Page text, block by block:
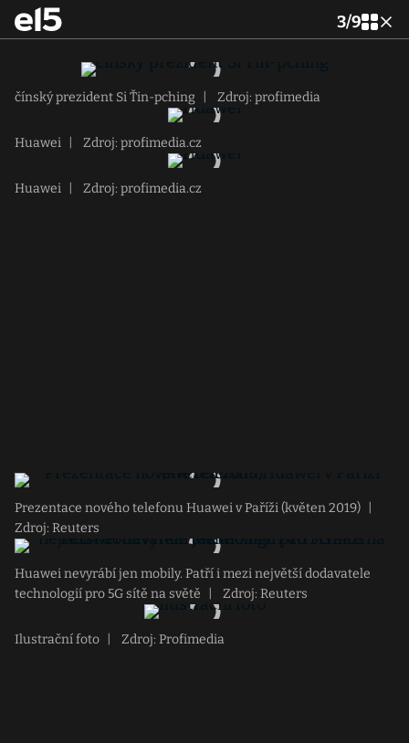
3/9
čínský prezident Si Ťin-pching Zdroj: profimedia
Huawei Zdroj: profimedia.cz
Huawei Zdroj: profimedia.cz
Prezentace nového telefonu Huawei v Paříži (květen 2019)
Zdroj: Reuters
Huawei nevyrábí jen mobily. Patří i mezi největší dodavatele
technologií pro 5G sítě na světě
Zdroj: Reuters
Ilustrační foto Zdroj: Profimedia